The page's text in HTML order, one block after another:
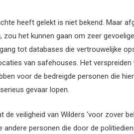
heeft gelekt is niet bekend. Maar
het kunnen gaan om zeer
tot databases die vertrouwelijke
van safehouses. Het
voor de bedreigde personen die
gevaar lopen.
veiligheid van Wilders ‘voor zover
andere personen die door de